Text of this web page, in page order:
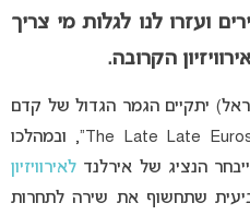
ועזרו לנו לגלות מי צריך
הקרובה.
23:35 (שעון ישראל) יתקיים הגמר הגדול של קדם
האירוויזיון האירי, “The Late Late Eurosong Special”, ובמהלכו
הנציג של אירלנד לאירוויזיון
שתחשוף את שירה לתחרות